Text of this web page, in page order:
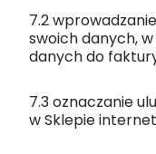
7.2
swoich danych,
danych do
7.3 oznaczanie
w Sklepie